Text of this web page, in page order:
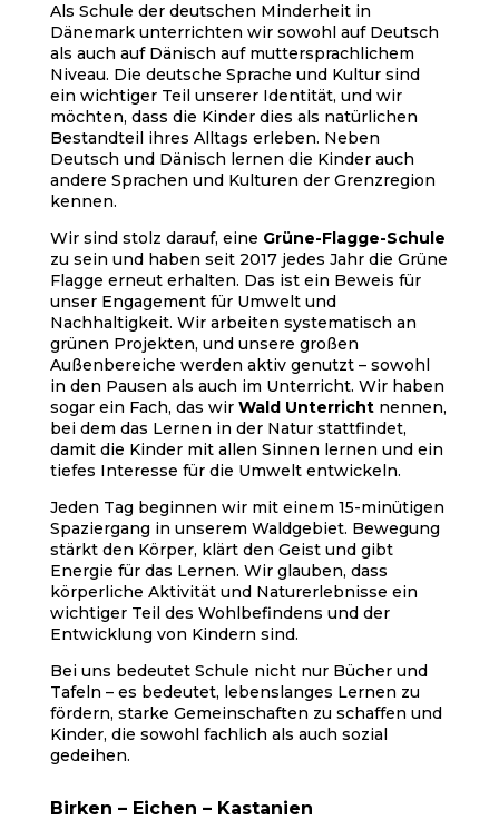
Als Schule der deutschen Minderheit in
Dänemark unterrichten wir sowohl auf Deutsch
als auch auf Dänisch auf muttersprachlichem
Niveau. Die deutsche Sprache und Kultur sind
ein wichtiger Teil unserer Identität, und wir
möchten, dass die Kinder dies als natürlichen
Bestandteil ihres Alltags erleben. Neben
Deutsch und Dänisch lernen die Kinder auch
andere Sprachen und Kulturen der Grenzregion
kennen.
Wir sind stolz darauf, eine Grüne-Flagge-Schule
zu sein und haben seit 2017 jedes Jahr die Grüne
Flagge erneut erhalten. Das ist ein Beweis für
unser Engagement für Umwelt und
Nachhaltigkeit. Wir arbeiten systematisch an
grünen Projekten, und unsere großen
Außenbereiche werden aktiv genutzt – sowohl
in den Pausen als auch im Unterricht. Wir haben
sogar ein Fach, das wir Wald Unterrichtnennen,
bei dem das Lernen in der Natur stattfindet,
damit die Kinder mit allen Sinnen lernen und ein
tiefes Interesse für die Umwelt entwickeln.
Jeden Tag beginnen wir mit einem 15-minütigen
Spaziergang in unserem Waldgebiet. Bewegung
stärkt den Körper, klärt den Geist und gibt
Energie für das Lernen. Wir glauben, dass
körperliche Aktivität und Naturerlebnisse ein
wichtiger Teil des Wohlbefindens und der
Entwicklung von Kindern sind.
Bei uns bedeutet Schule nicht nur Bücher und
Tafeln – es bedeutet, lebenslanges Lernen zu
fördern, starke Gemeinschaften zu schaffen und
Kinder, die sowohl fachlich als auch sozial
gedeihen.
Birken – Eichen – Kastanien